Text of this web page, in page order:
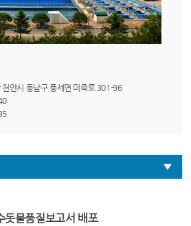
안시 동남구 풍세면 미죽로 301-96
물품질보고서 배포